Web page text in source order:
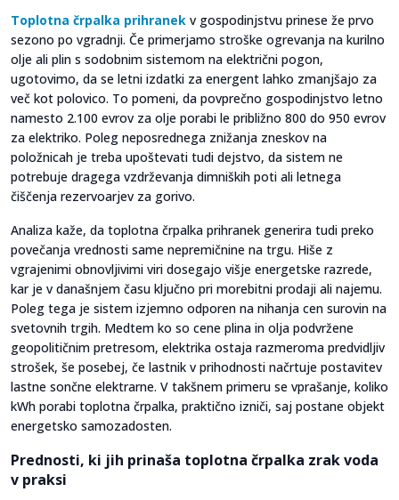
Toplotna črpalka prihranek v gospodinjstvu prinese že prvo
sezono po vgradnji. Če primerjamo stroške ogrevanja na kurilno
olje ali plin s sodobnim sistemom na električni pogon,
ugotovimo, da se letni izdatki za energent lahko zmanjšajo za
več kot polovico. To pomeni, da povprečno gospodinjstvo letno
namesto 2.100 evrov za olje porabi le približno 800 do 950 evrov
za elektriko. Poleg neposrednega znižanja zneskov na
položnicah je treba upoštevati tudi dejstvo, da sistem ne
potrebuje dragega vzdrževanja dimniških poti ali letnega
čiščenja rezervoarjev za gorivo.
Analiza kaže, da toplotna črpalka prihranek generira tudi preko
povečanja vrednosti same nepremičnine na trgu. Hiše z
vgrajenimi obnovljivimi viri dosegajo višje energetske razrede,
kar je v današnjem času ključno pri morebitni prodaji ali najemu.
Poleg tega je sistem izjemno odporen na nihanja cen surovin na
svetovnih trgih. Medtem ko so cene plina in olja podvržene
geopolitičnim pretresom, elektrika ostaja razmeroma predvidljiv
strošek, še posebej, če lastnik v prihodnosti načrtuje postavitev
lastne sončne elektrarne. V takšnem primeru se vprašanje, koliko
kWh porabi toplotna črpalka, praktično izniči, saj postane objekt
energetsko samozadosten.
Prednosti, ki jih prinaša toplotna črpalka zrak voda
v praksi